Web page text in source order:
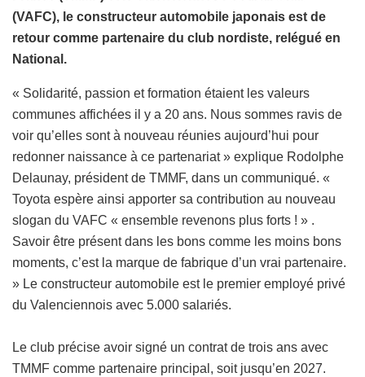
(VAFC), le constructeur automobile japonais est de
retour comme partenaire du club nordiste, relégué en
National.
« Solidarité, passion et formation étaient les valeurs
communes affichées il y a 20 ans. Nous sommes ravis de
voir qu’elles sont à nouveau réunies aujourd’hui pour
redonner naissance à ce partenariat » explique Rodolphe
Delaunay, président de TMMF, dans un communiqué. «
Toyota espère ainsi apporter sa contribution au nouveau
slogan du VAFC « ensemble revenons plus forts ! » .
Savoir être présent dans les bons comme les moins bons
moments, c’est la marque de fabrique d’un vrai partenaire.
» Le constructeur automobile est le premier employé privé
du Valenciennois avec 5.000 salariés.
Le club précise avoir signé un contrat de trois ans avec
TMMF comme partenaire principal, soit jusqu’en 2027.